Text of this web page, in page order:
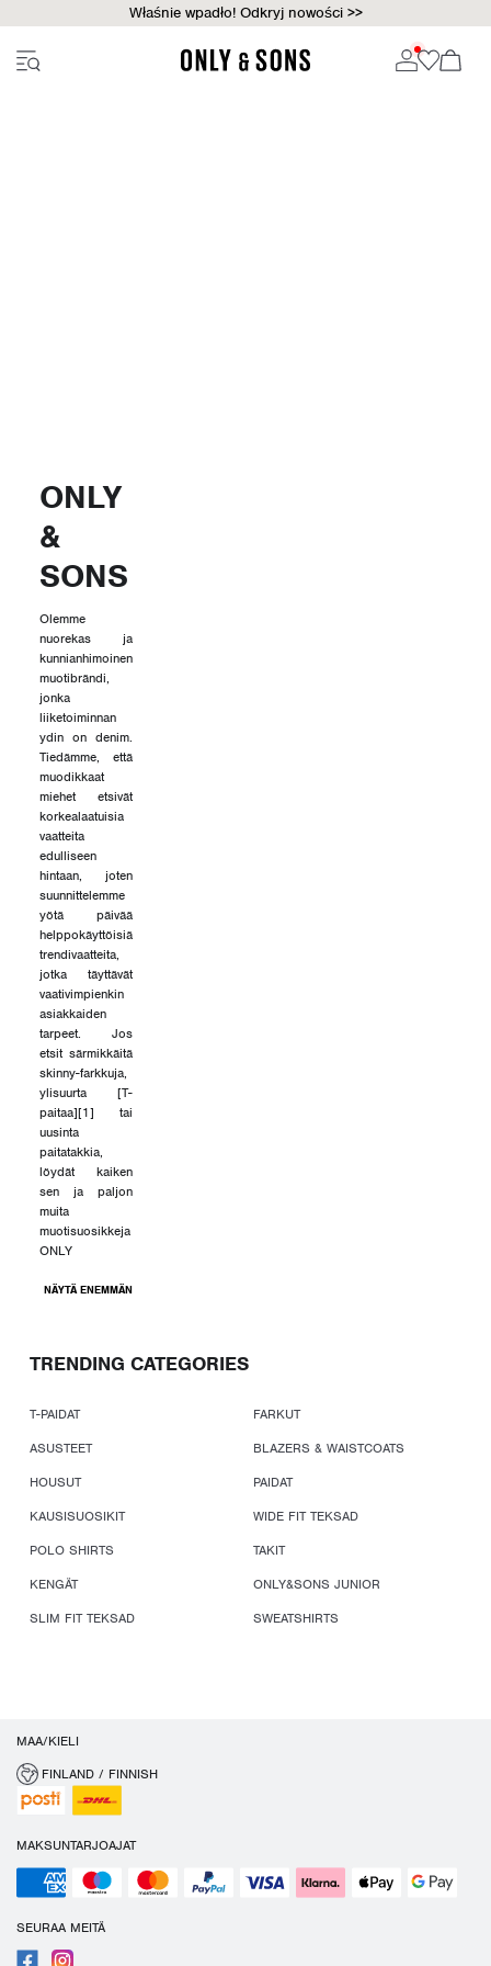
Właśnie wpadło! Odkryj nowości >>
ONLY
&
SONS
Olemme
nuorekas ja
kunnianhimoinen
muotibrändi,
jonka
liiketoiminnan
ydin on denim.
Tiedämme, että
muodikkaat
miehet etsivät
korkealaatuisia
vaatteita
edulliseen
hintaan, joten
suunnittelemme
yötä päivää
helppokäyttöisiä
trendivaatteita,
jotka täyttävät
vaativimpienkin
asiakkaiden
tarpeet. Jos
etsit särmikkäitä
skinny-farkkuja,
ylisuurta [T-
paitaa][1] tai
uusinta
paitatakkia,
löydät kaiken
sen ja paljon
muita
muotisuosikkeja
ONLY
NÄYTÄ ENEMMÄN
TRENDING CATEGORIES
T-PAIDAT
FARKUT
ASUSTEET
BLAZERS & WAISTCOATS
HOUSUT
PAIDAT
KAUSISUOSIKIT
WIDE FIT TEKSAD
POLO SHIRTS
TAKIT
KENGÄT
ONLY&SONS JUNIOR
SLIM FIT TEKSAD
SWEATSHIRTS
MAA/KIELI
FINLAND / FINNISH
MAKSUNTARJOAJAT
SEURAA MEITÄ